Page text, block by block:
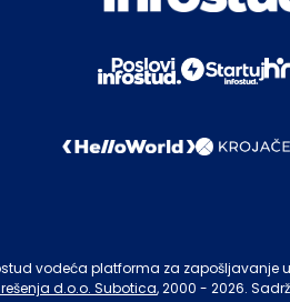
vodeća platforma za zapošljavanje
d.o.o. Subotica, 2000 - 2026.